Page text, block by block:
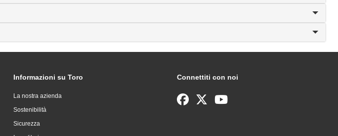
Informazioni su Toro
La nostra azienda
Sostenibilità
Sicurezza
Connettiti con noi